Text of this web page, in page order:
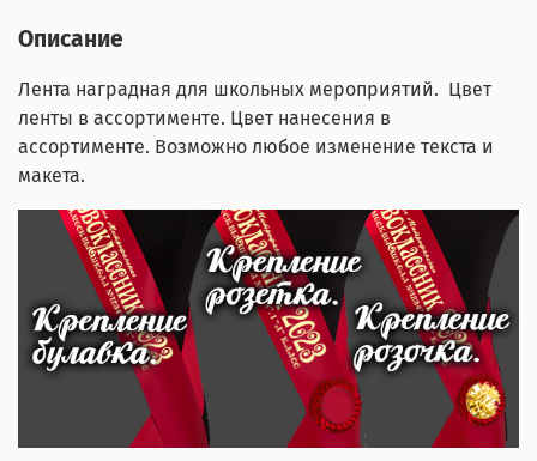
Описание
Лента наградная для школьных мероприятий. Цвет
ленты в ассортименте. Цвет нанесения в
ассортименте. Возможно любое изменение текста и
макета.